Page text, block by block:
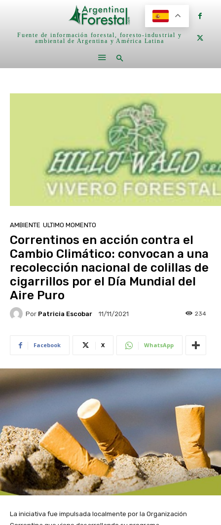
Fuente de información forestal, foresto-industrial y
ambiental de Argentina y América Latina
AMBIENTE ULTIMO MOMENTO
Correntinos en acción contra el
Cambio Climático: convocan a una
recolección nacional de colillas de
cigarrillos por el Día Mundial del
Aire Puro
Por Patricia Escobar 11/11/2021 234
Facebook X WhatsApp
La iniciativa fue impulsada localmente por la Organización